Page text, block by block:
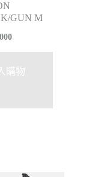
GUN M
購物